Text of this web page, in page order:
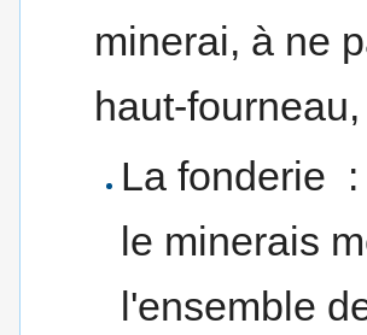
minerai, à ne
haut-
La fonderie :
le minerais
l'ensemble